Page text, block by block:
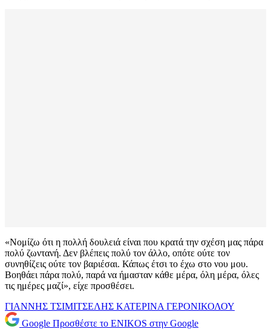
«Νομίζω ότι η πολλή δουλειά είναι που κρατά την σχέση μας πάρα
πολύ ζωντανή. Δεν βλέπεις πολύ τον άλλο, οπότε ούτε τον
συνηθίζεις ούτε τον βαριέσαι. Κάπως έτσι το έχω στο νου μου.
Βοηθάει πάρα πολύ, παρά να ήμασταν κάθε μέρα, όλη μέρα, όλες
τις ημέρες μαζί», είχε προσθέσει.
ΓΙΑΝΝΗΣ ΤΣΙΜΙΤΣΕΛΗΣ ΚΑΤΕΡΙΝΑ ΓΕΡΟΝΙΚΟΛΟΥ
Google Προσθέστε το ENIKOS στην Google